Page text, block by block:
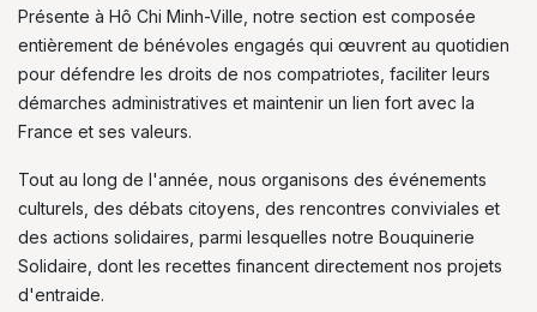
Présente à Hô Chi Minh-Ville, notre section est composée
entièrement de bénévoles engagés qui œuvrent au quotidien
pour défendre les droits de nos compatriotes, faciliter leurs
démarches administratives et maintenir un lien fort avec la
France et ses valeurs.
Tout au long de l'année, nous organisons des événements
culturels, des débats citoyens, des rencontres conviviales et
des actions solidaires, parmi lesquelles notre Bouquinerie
Solidaire, dont les recettes financent directement nos projets
d'entraide.